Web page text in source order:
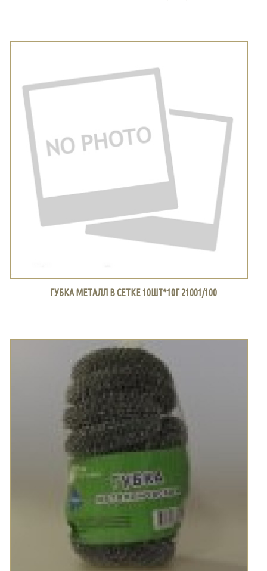
ГУБКА МЕТАЛЛ В СЕТКЕ 10ШТ*10Г 21001/100